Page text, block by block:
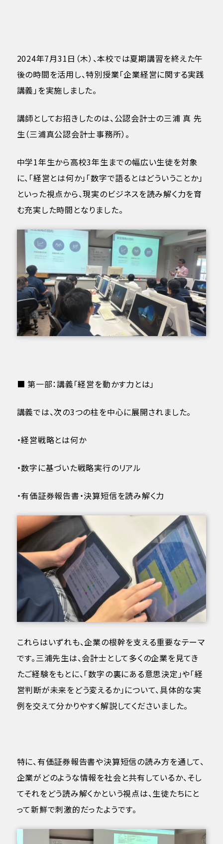
2024年7月31日（木）、本校では夏期講習を終えた午
後の時間を活用し、特別授業「企業経営に関する実践
講義」を実施しました。
講師としてお招きしたのは、公認会計士の三浦 真 先
生（三浦真公認会計士事務所）。
中学1年生から高校3年生までの幅広い生徒を対象
に、「経営とは何か」「数字で語るとはどういうことか」
といった視点から、現実のビジネスを読み解く力を育
む充実した時間となりました。
■ 第一部：講義「経営を動かす力とは」
講義では、次の3つの柱を中心に展開されました。
・経営戦略とは何か
・数字に基づいた戦略実行のリアル
・有価証券報告書・決算短信を読み解く力
これらはいずれも、企業の根幹を支える重要なテーマ
です。三浦先生は、会計士として多くの企業を見てき
たご経験をもとに、「数字の裏にある意思決定」や「経
営判断が未来をどう変えるか」について、具体的な実
例を交えて分かりやすく解説してくださいました。
特に、有価証券報告書や決算短信の読み方を通して、
企業がどのような情報を社会と共有しているか、そし
てそれをどう読み解くかという視点は、生徒たちにと
って新鮮で刺激的だったようです。